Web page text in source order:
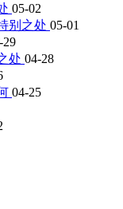
05-02
别之处 05-01
29
处 04-28
04-25